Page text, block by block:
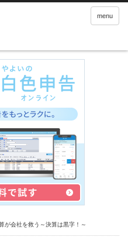
menu
が会社を救う～決算は黒字！～